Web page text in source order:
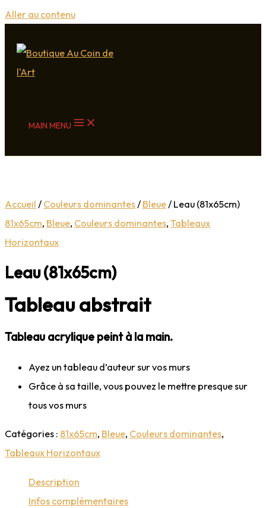
Aller au contenu
MAIN MENU
Accueil / Couleurs dominantes/ Bleue/ Leau (81x65cm)
81x65cm, Bleue, Couleurs dominantes, Tableaux
Horizontaux
Leau (81x65cm)
Tableau abstrait
Tableau acrylique peint à la main.
Ayez un tableau d’auteur sur vos murs
Grâce à sa taille, vous pouvez le mettre presque sur
tous vos murs
Catégories : 81x65cm, Bleue, Couleurs dominantes,
Tableaux Horizontaux
Description
Infos complémentaires